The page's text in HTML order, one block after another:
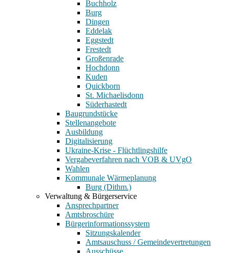
Buchholz
Burg
Dingen
Eddelak
Eggstedt
Frestedt
Großenrade
Hochdonn
Kuden
Quickborn
St. Michaelisdonn
Süderhastedt
Baugrundstücke
Stellenangebote
Ausbildung
Digitalisierung
Ukraine-Krise - Flüchtlingshilfe
Vergabeverfahren nach VOB & UVgO
Wahlen
Kommunale Wärmeplanung
Burg (Dithm.)
Verwaltung & Bürgerservice
Ansprechpartner
Amtsbroschüre
Bürgerinformationssystem
Sitzungskalender
Amtsauschuss / Gemeindevertretungen
Ausschüsse